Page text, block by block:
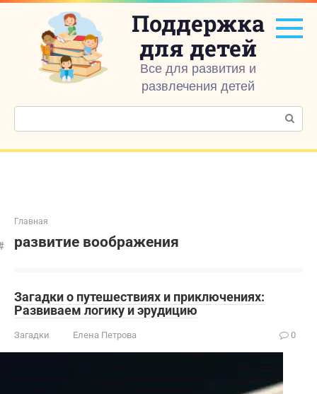
Перейти
контенту
Поддержка
для детей
Все для развития и
развлечения детей
Поиск:
Главная
развитие воображения
Загадки о путешествиях и приключениях:
Развиваем логику и эрудицию
Загадки Елена Петрова 0